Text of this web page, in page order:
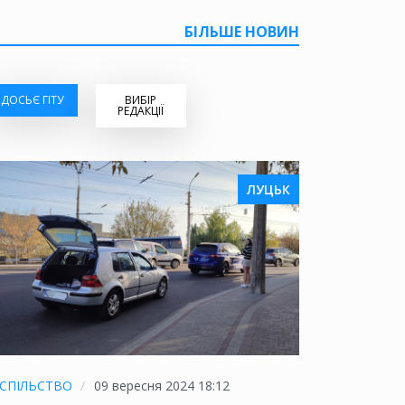
БІЛЬШЕ НОВИН
ДОСЬЄ ГІТУ ВИБІР
РЕДАКЦІЇ
ЛУЦЬК
09 вересня 2024 18:12